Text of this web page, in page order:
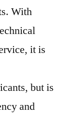
With
it is
but is
and